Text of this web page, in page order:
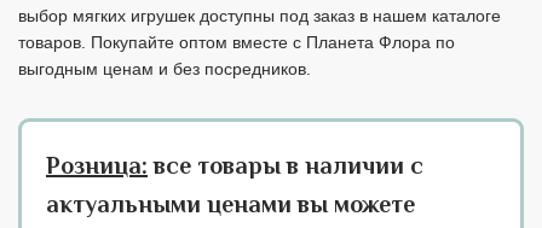
выбор мягких игрушек доступны под заказ в нашем каталоге
товаров. Покупайте оптом вместе с Планета Флора по
выгодным ценам и без посредников.
Розница: все товары в наличии с
актуальными ценами вы можете